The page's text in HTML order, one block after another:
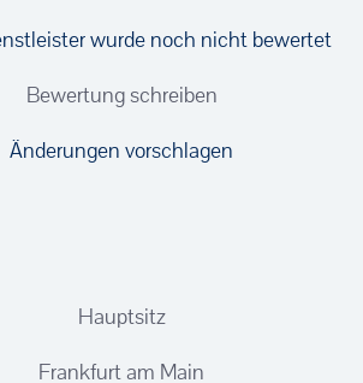
wurde noch nicht bewertet
Bewertung schreiben
Änderungen vorschlagen
Hauptsitz
Frankfurt am Main